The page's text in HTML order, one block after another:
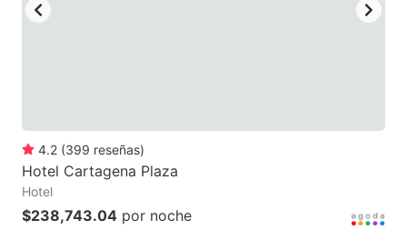
4.2 (399 reseñas)
Hotel Cartagena Plaza
Hotel
$238,743.04 por noche